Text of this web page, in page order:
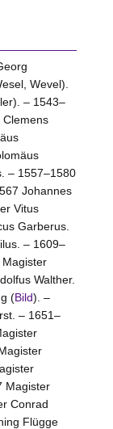
Wevel).
– 1543–
– 1557–1580
Johannes
Vitus
Garberus.
– 1609–
Walther.
(Bild). –
– 1651–
Magister
Conrad
Flügge